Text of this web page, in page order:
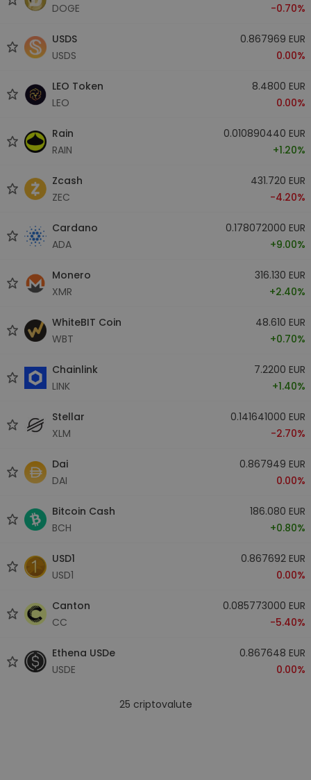
DOGE
-0.70%
USDS
USDS
0.867969 EUR
0.00%
LEO Token
LEO
8.4800 EUR
0.00%
Rain
RAIN
0.010890440 EUR
+1.20%
Zcash
ZEC
431.720 EUR
-4.20%
Cardano
ADA
0.178072000 EUR
+9.00%
Monero
XMR
316.130 EUR
+2.40%
WhiteBIT Coin
WBT
48.610 EUR
+0.70%
Chainlink
LINK
7.2200 EUR
+1.40%
Stellar
XLM
0.141641000 EUR
-2.70%
Dai
DAI
0.867949 EUR
0.00%
Bitcoin Cash
BCH
186.080 EUR
+0.80%
USD1
USD1
0.867692 EUR
0.00%
Canton
CC
0.085773000 EUR
-5.40%
Ethena USDe
USDE
0.867648 EUR
0.00%
25 criptovalute